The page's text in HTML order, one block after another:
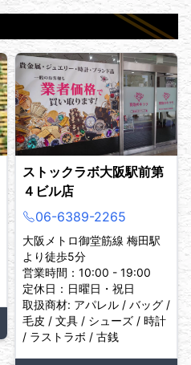
ストックラボ大阪駅前第
４ビル店
06-6389-2265
大阪メトロ御堂筋線 梅田駅
より徒歩5分
営業時間：10:00 - 19:00
定休日：日曜日・祝日
取扱商材: アパレル / バッグ /
毛皮 / 文具 / シューズ / 時計
/ ラストラボ / 古銭